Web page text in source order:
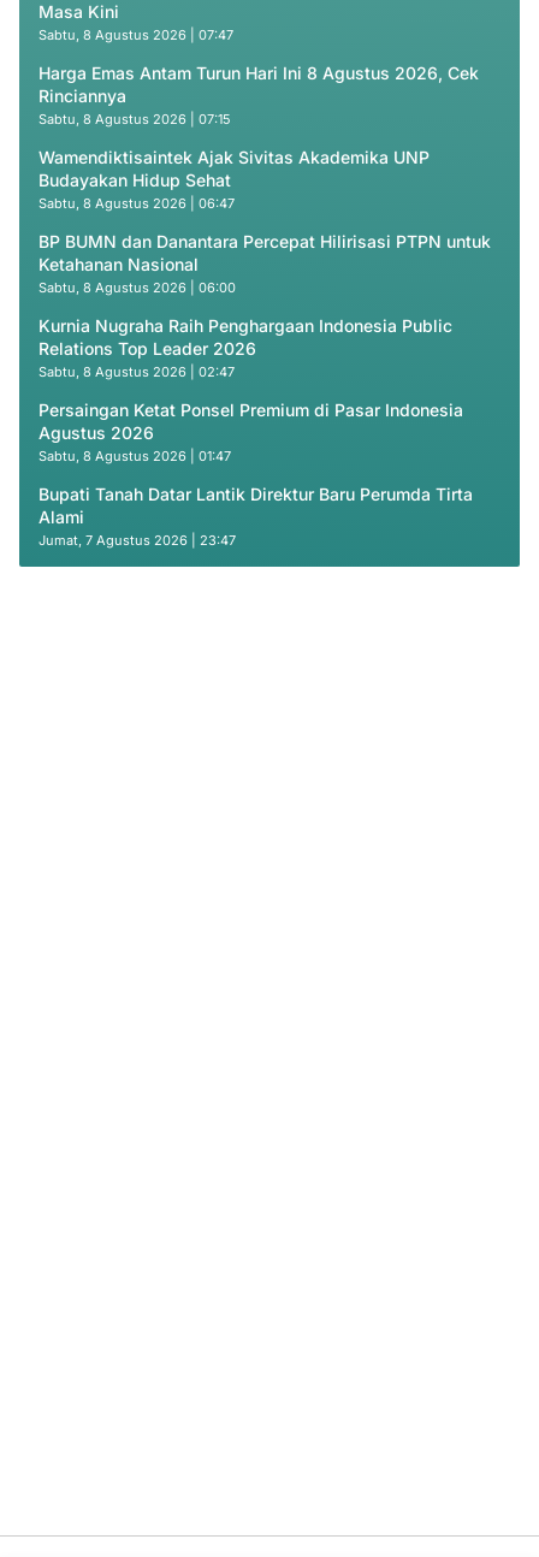
Masa Kini
Sabtu, 8 Agustus 2026 | 07:47
Harga Emas Antam Turun Hari Ini 8 Agustus 2026, Cek
Rinciannya
Sabtu, 8 Agustus 2026 | 07:15
Wamendiktisaintek Ajak Sivitas Akademika UNP
Budayakan Hidup Sehat
Sabtu, 8 Agustus 2026 | 06:47
BP BUMN dan Danantara Percepat Hilirisasi PTPN untuk
Ketahanan Nasional
Sabtu, 8 Agustus 2026 | 06:00
Kurnia Nugraha Raih Penghargaan Indonesia Public
Relations Top Leader 2026
Sabtu, 8 Agustus 2026 | 02:47
Persaingan Ketat Ponsel Premium di Pasar Indonesia
Agustus 2026
Sabtu, 8 Agustus 2026 | 01:47
Bupati Tanah Datar Lantik Direktur Baru Perumda Tirta
Alami
Jumat, 7 Agustus 2026 | 23:47